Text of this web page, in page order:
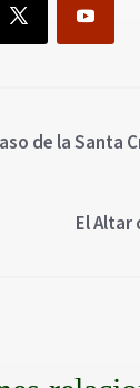
de la Santa
El Altar